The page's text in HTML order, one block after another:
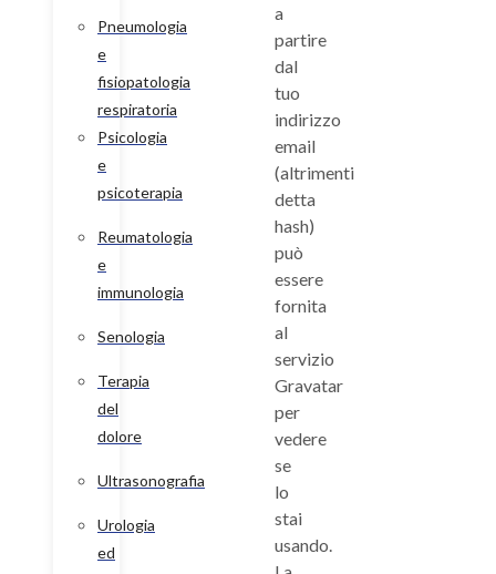
Pneumologia
e
fisiopatologia
respiratoria
Psicologia
e
psicoterapia
Reumatologia
e
immunologia
Senologia
Terapia
del
dolore
Ultrasonografia
Urologia
ed
a
partire
dal
tuo
indirizzo
email
(altrimenti
detta
hash)
può
essere
fornita
al
servizio
Gravatar
per
vedere
se
lo
stai
usando.